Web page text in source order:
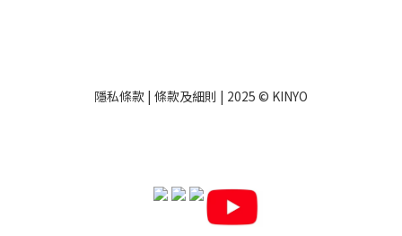
隱私條款 | 條款及細則 | 2025 © KINYO